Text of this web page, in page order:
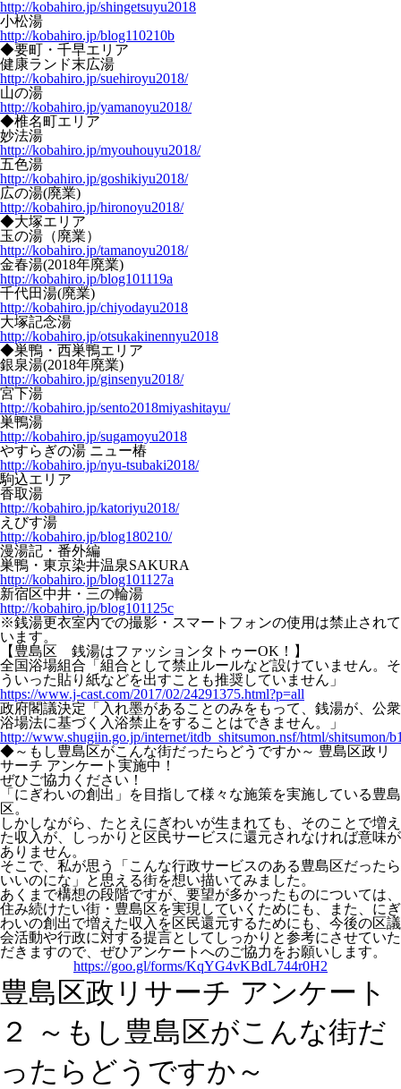
http://kobahiro.jp/shingetsuyu2018
小松湯
http://kobahiro.jp/blog110210b
◆要町・千早エリア
健康ランド末広湯
http://kobahiro.jp/suehiroyu2018/
山の湯
http://kobahiro.jp/yamanoyu2018/
◆椎名町エリア
妙法湯
http://kobahiro.jp/myouhouyu2018/
五色湯
http://kobahiro.jp/goshikiyu2018/
広の湯(廃業)
http://kobahiro.jp/hironoyu2018/
◆大塚エリア
玉の湯（廃業）
http://kobahiro.jp/tamanoyu2018/
金春湯(2018年廃業)
http://kobahiro.jp/blog101119a
千代田湯(廃業)
http://kobahiro.jp/chiyodayu2018
大塚記念湯
http://kobahiro.jp/otsukakinennyu2018
◆巣鴨・西巣鴨エリア
銀泉湯(2018年廃業)
http://kobahiro.jp/ginsenyu2018/
宮下湯
http://kobahiro.jp/sento2018miyashitayu/
巣鴨湯
http://kobahiro.jp/sugamoyu2018
やすらぎの湯 ニュー椿
http://kobahiro.jp/nyu-tsubaki2018/
駒込エリア
香取湯
http://kobahiro.jp/katoriyu2018/
えびす湯
http://kobahiro.jp/blog180210/
漫湯記・番外編
巣鴨・東京染井温泉SAKURA
http://kobahiro.jp/blog101127a
新宿区中井・三の輪湯
http://kobahiro.jp/blog101125c
※銭湯更衣室内での撮影・スマートフォンの使用は禁止されて
います。
【豊島区 銭湯はファッションタトゥーOK！】
全国浴場組合「組合として禁止ルールなど設けていません。そ
ういった貼り紙などを出すことも推奨していません」
https://www.j-cast.com/2017/02/24291375.html?p=all
政府閣議決定「入れ墨があることのみをもって、銭湯が、公衆
浴場法に基づく入浴禁止をすることはできません。」
http://www.shugiin.go.jp/internet/itdb_shitsumon.nsf/html/shitsumon/
◆～もし豊島区がこんな街だったらどうですか～ 豊島区政リ
サーチ アンケート実施中！
ぜひご協力ください！
「にぎわいの創出」を目指して様々な施策を実施している豊島
区。
しかしながら、たとえにぎわいが生まれても、そのことで増え
た収入が、しっかりと区民サービスに還元されなければ意味が
ありません。
そこで、私が思う「こんな行政サービスのある豊島区だったら
いいのにな」と思える街を想い描いてみました。
あくまで構想の段階ですが、要望が多かったものについては、
住み続けたい街・豊島区を実現していくためにも、また、にぎ
わいの創出で増えた収入を区民還元するためにも、今後の区議
会活動や行政に対する提言としてしっかりと参考にさせていた
だきますので、ぜひアンケートへのご協力をお願いします。
https://goo.gl/forms/KqYG4vKBdL744r0H2